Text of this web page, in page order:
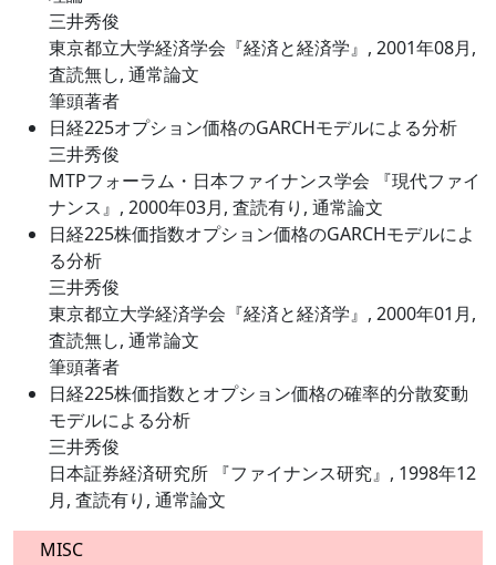
三井秀俊
東京都立大学経済学会『経済と経済学』, 2001年08月,
査読無し, 通常論文
筆頭著者
日経225オプション価格のGARCHモデルによる分析
三井秀俊
MTPフォーラム・日本ファイナンス学会 『現代ファイ
ナンス』, 2000年03月, 査読有り, 通常論文
日経225株価指数オプション価格のGARCHモデルによ
る分析
三井秀俊
東京都立大学経済学会『経済と経済学』, 2000年01月,
査読無し, 通常論文
筆頭著者
日経225株価指数とオプション価格の確率的分散変動
モデルによる分析
三井秀俊
日本証券経済研究所 『ファイナンス研究』, 1998年12
月, 査読有り, 通常論文
MISC